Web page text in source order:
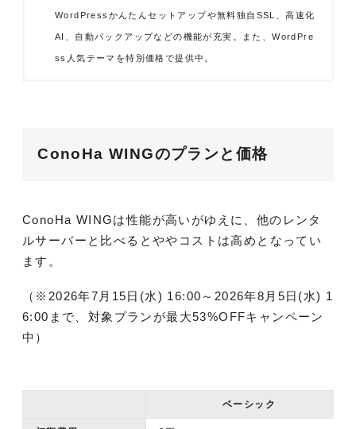
WordPressかんたんセットアップや無料独自SSL、高速化
AI、自動バックアップなどの機能が充実。また、WordPre
ss人気テーマを特別価格で提供中。
ConoHa WINGのプランと価格
ConoHa WINGは性能が高いがゆえに、他のレンタ
ルサーバーと比べるとややコストは高めとなってい
ます。
（※2026年7月15日(水) 16:00～2026年8月5日(水) 1
6:00まで、対象プランが最大53%OFFキャンペーン
中）
ベーシック